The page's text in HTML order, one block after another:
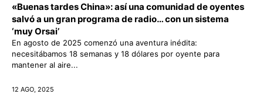
«Buenas tardes China»: así una comunidad de oyentes
salvó a un gran programa de radio… con un sistema
‘muy Orsai’
En agosto de 2025 comenzó una aventura inédita:
necesitábamos 18 semanas y 18 dólares por oyente para
mantener al aire...
12 AGO, 2025